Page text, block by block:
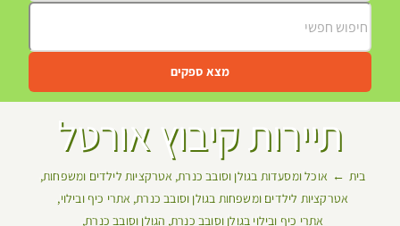
מצא ספקים
תיירות קיבוץ אורטל
בית אוכל ומסעדות בגולן וסובב כנרת אטרקציות לילדים ומשפחות
אטרקציות לילדים ומשפחות בגולן וסובב כנרת אתרי כיף ובילוי
אתרי כיף ובילוי בגולן וסובב כנרת הגולן וסובב כנרת